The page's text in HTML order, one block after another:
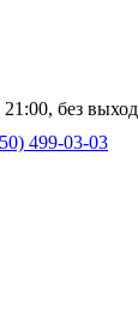
21:00, без
499-03-03